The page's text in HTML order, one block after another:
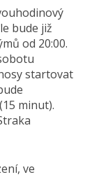
bude již
od 20:00.
startovat
minut).
ve